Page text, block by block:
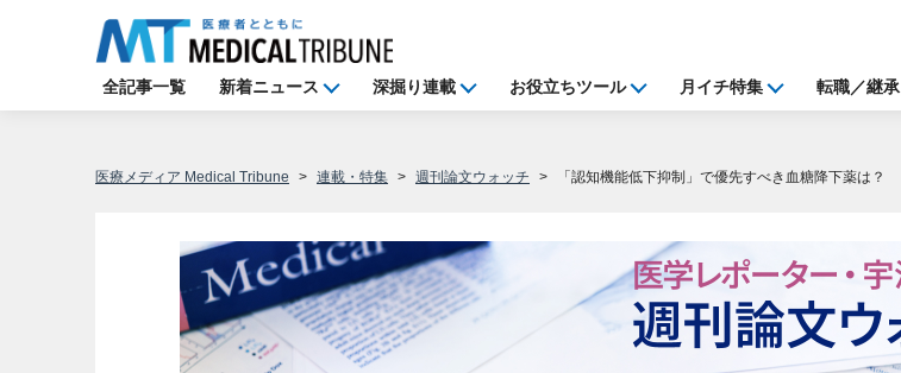
全記事一覧 新着ニュース 深掘り連載 お役立ちツール 月イチ特集 転職／継承
医療メディア Medical Tribune 連載・特集 週刊論文ウォッチ 「認知機能低下抑制」で優先すべき血糖降下薬は？